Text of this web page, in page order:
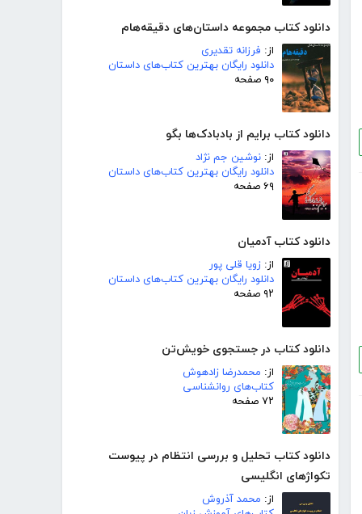
دانلود کتاب مجموعه داستان‌های دقیقه‌هام
از: فرزانه تقدیری
دانلود رایگان بهترین کتاب‌های داستان
۹۰ صفحه
دانلود کتاب برایم از بادبادک‌ها بگو
از: نوشین جم نژاد
دانلود رایگان بهترین کتاب‌های داستان
۶۹ صفحه
دانلود کتاب آدمیان
از: زویا قلی پور
دانلود رایگان بهترین کتاب‌های داستان
۹۲ صفحه
دانلود کتاب در جستجوی خویش‌تن
از: محمدرضا زادهوش
کتاب‌های روانشناسی
۷۲ صفحه
دانلود کتاب تحلیل و بررسی انتظام در پیوست
تکواژهای انگلیسی
از: محمد آذروش